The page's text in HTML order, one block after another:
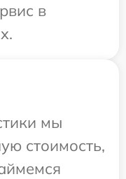
в
мы
стоимость,